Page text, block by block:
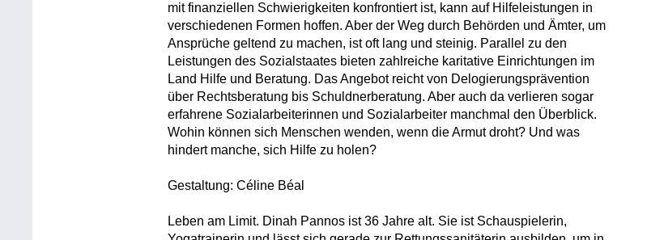
mit finanziellen Schwierigkeiten konfrontiert ist, kann auf Hilfeleistungen in
verschiedenen Formen hoffen. Aber der Weg durch Behörden und Ämter, um
Ansprüche geltend zu machen, ist oft lang und steinig. Parallel zu den
Leistungen des Sozialstaates bieten zahlreiche karitative Einrichtungen im
Land Hilfe und Beratung. Das Angebot reicht von Delogierungsprävention
über Rechtsberatung bis Schuldnerberatung. Aber auch da verlieren sogar
erfahrene Sozialarbeiterinnen und Sozialarbeiter manchmal den Überblick.
Wohin können sich Menschen wenden, wenn die Armut droht? Und was
hindert manche, sich Hilfe zu holen?
Gestaltung: Céline Béal
Leben am Limit. Dinah Pannos ist 36 Jahre alt. Sie ist Schauspielerin,